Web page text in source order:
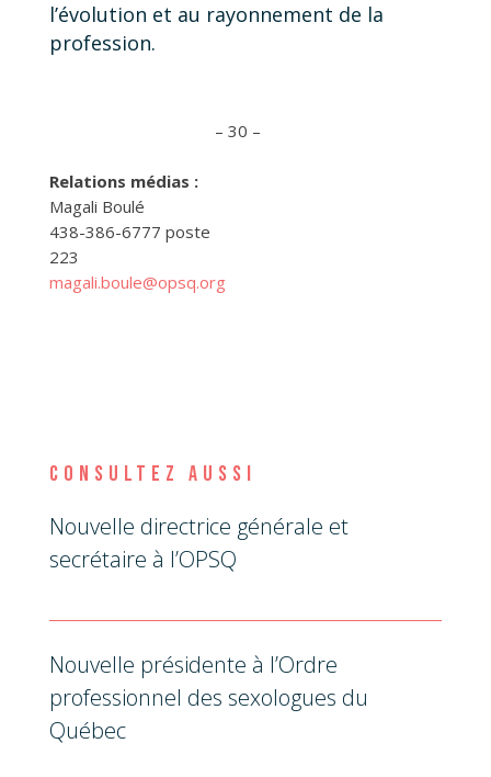
l’évolution et au rayonnement de la
profession.
– 30 –
Relations médias :
Magali Boulé
438-386-6777 poste
223
magali.boule@opsq.org
CONSULTEZ AUSSI
Nouvelle directrice générale et
secrétaire à l’OPSQ
Nouvelle présidente à l’Ordre
professionnel des sexologues du
Québec